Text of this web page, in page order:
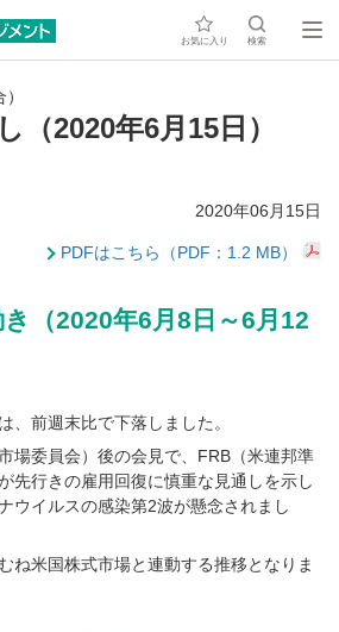
お気に入り 検索
（2020年6月15日）
2020年06月15日
PDFはこちら（PDF：1.2 MB）
（2020年6月8日～6月12
、前週末比で下落しました。
場委員会）後の会見で、FRB（米連邦準
先行きの雇用回復に慎重な見通しを示し
ウイルスの感染第2波が懸念されまし
ね米国株式市場と連動する推移となりま